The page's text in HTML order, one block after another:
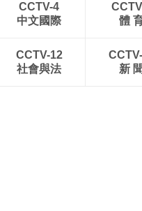
CCTV-4
中文國際
體
CCTV-12
社會與法
新 聞